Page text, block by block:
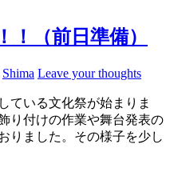
（前日準備）
Shima Leave your thoughts
ている文化祭が始まりま
り付けの作業や舞台発表の
りました。その様子を少し